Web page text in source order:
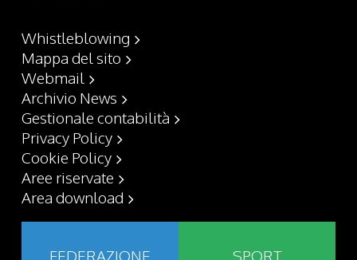
Whistleblowing
Mappa del sito
Webmail
Archivio News
Gestionale contabilità
Privacy Policy
Cookie Policy
Aree riservate
Area download
FEDERAZIONE SPORT